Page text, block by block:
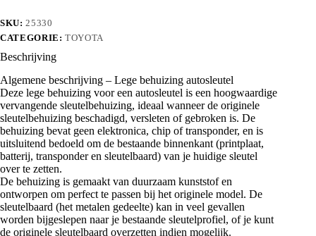
SKU:25330
CATEGORIE:TOYOTA
Beschrijving
Algemene beschrijving – Lege behuizing autosleutel
Deze lege behuizing voor een autosleutel is een hoogwaardige
vervangende sleutelbehuizing, ideaal wanneer de originele
sleutelbehuizing beschadigd, versleten of gebroken is. De
behuizing bevat geen elektronica, chip of transponder, en is
uitsluitend bedoeld om de bestaande binnenkant (printplaat,
batterij, transponder en sleutelbaard) van je huidige sleutel
over te zetten.
De behuizing is gemaakt van duurzaam kunststof en
ontworpen om perfect te passen bij het originele model. De
sleutelbaard (het metalen gedeelte) kan in veel gevallen
worden bijgeslepen naar je bestaande sleutelprofiel, of je kunt
de originele sleutelbaard overzetten indien mogelijk.